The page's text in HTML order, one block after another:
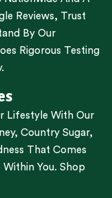
Reviews, Trust
By Our
Rigorous Testing
Lifestyle With Our
, Country Sugar,
That Comes
You. Shop